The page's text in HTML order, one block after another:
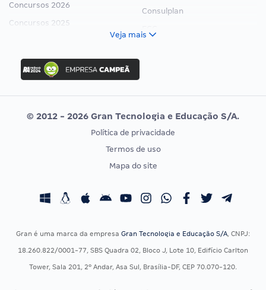
Concursos 2026
Concursos 2025
Concurso Ibama
Concurso MPU
Editais publicados
Consulplan
Vunesp
CONCURSOS POR PROFISSÃO
Concursos Fiscais
Concursos Saúde
EXAME DE ORDEM
Calendário OAB
Veja mais
© 2012 - 2026 Gran Tecnologia e Educação S/A.
Política de privacidade
Termos de uso
Mapa do site
Gran é uma marca da empresa Gran Tecnologia e Educação S/A, CNPJ:
18.260.822/0001-77, SBS Quadra 02, Bloco J, Lote 10, Edifício Carlton
Tower, Sala 201, 2º Andar, Asa Sul, Brasília-DF, CEP 70.070-120.